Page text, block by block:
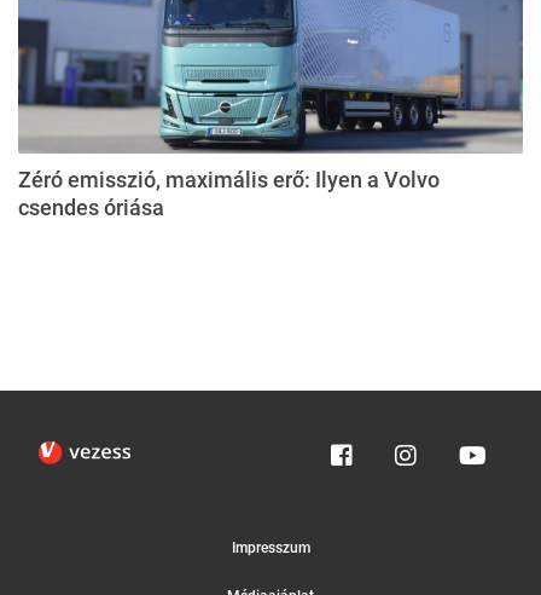
Zéró emisszió, maximális erő: Ilyen a Volvo
csendes óriása
Impresszum